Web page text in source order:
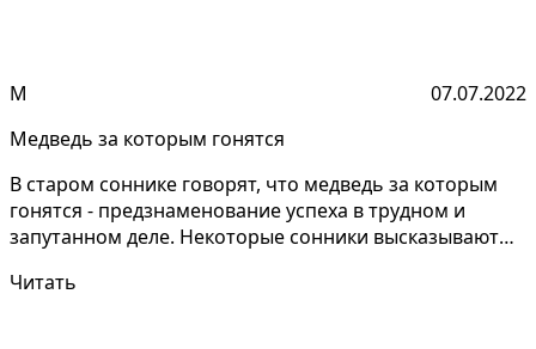
М
07.07.2022
Медведь за которым гонятся
В старом соннике говорят, что медведь за которым
гонятся - предзнаменование успеха в трудном и
запутанном деле. Некоторые сонники высказывают
Читать